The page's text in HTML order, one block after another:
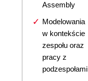
Assembly
Modelowania
w kontekście
zespołu oraz
pracy z
podzespołami